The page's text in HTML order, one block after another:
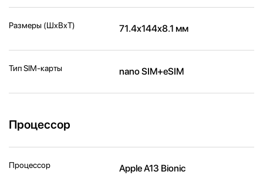
Размеры (ШxВxТ) 71.4x144x8.1 мм
Тип SIM-карты nano SIM+eSIM
Процессор
Процессор Apple A13 Bionic